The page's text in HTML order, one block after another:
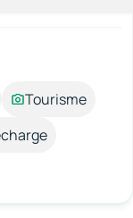
Tourisme